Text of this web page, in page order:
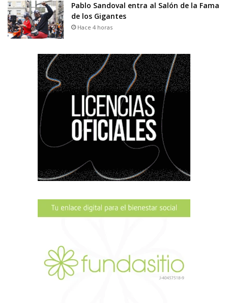
Pablo Sandoval entra al Salón de la Fama
de los Gigantes
Hace 4 horas